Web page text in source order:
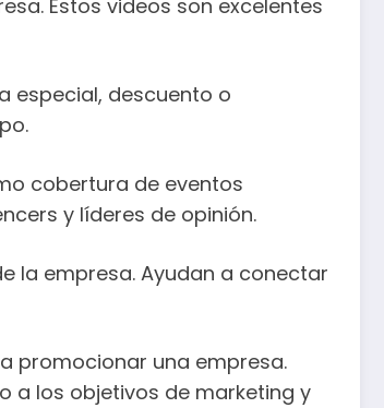
Estos videos son excelentes
especial, descuento o
cobertura de eventos
y líderes de opinión.
la empresa. Ayudan a conectar
promocionar una empresa.
a los objetivos de marketing y